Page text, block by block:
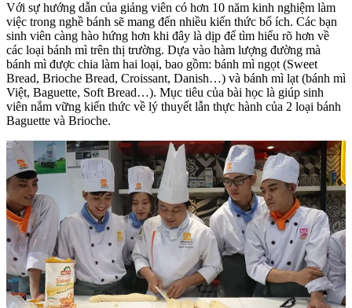
Với sự hướng dẫn của giảng viên có hơn 10 năm kinh nghiệm làm
việc trong nghề bánh sẽ mang đến nhiều kiến thức bổ ích. Các bạn
sinh viên càng hào hứng hơn khi đây là dịp để tìm hiểu rõ hơn về
các loại bánh mì trên thị trường. Dựa vào hàm lượng đường mà
bánh mì được chia làm hai loại, bao gồm: bánh mì ngọt (Sweet
Bread, Brioche Bread, Croissant, Danish…) và bánh mì lạt (bánh mì
Việt, Baguette, Soft Bread…). Mục tiêu của bài học là giúp sinh
viên nắm vững kiến thức về lý thuyết lẫn thực hành của 2 loại bánh
Baguette và Brioche.